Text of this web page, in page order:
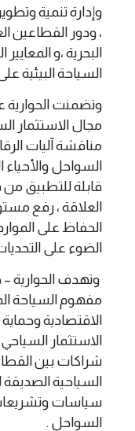
وإدارة تنمية
، ودور القطاعين
البحرية ،و
السياحة البيئية
وتضمنت
مجال الاستثمار
مناقشة آليات
السواحل والأحياء
قابلة للتطبيق
العلاقة ، رفع
الحفاظ على
الضوء على التحديات
وتهدف الحوارية
مفهوم السياحة
الاقتصادية
الاستثمار السياحي
شراكات بين
السياحية
سياسات وتشريعات
السواحل .